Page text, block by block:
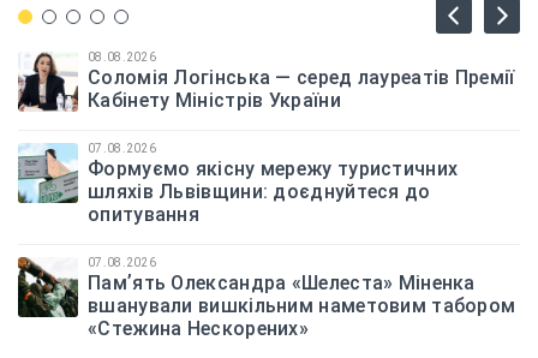
08.08.2026
Соломія Логінська — серед лауреатів Премії
Кабінету Міністрів України
07.08.2026
Формуємо якісну мережу туристичних
шляхів Львівщини: доєднуйтеся до
опитування
07.08.2026
Памʼять Олександра «Шелеста» Міненка
вшанували вишкільним наметовим табором
«Стежина Нескорених»